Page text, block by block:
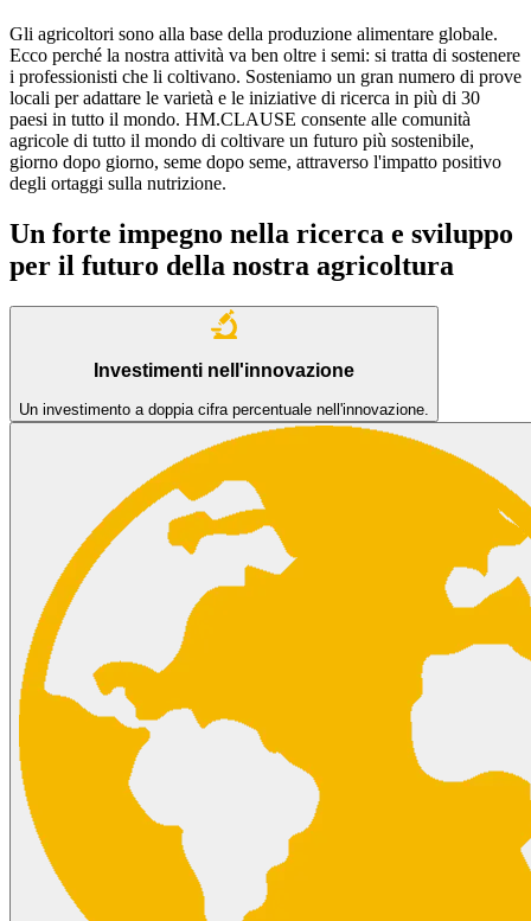
Gli agricoltori sono alla base della produzione alimentare globale.
Ecco perché la nostra attività va ben oltre i semi: si tratta di sostenere
i professionisti che li coltivano. Sosteniamo un gran numero di prove
locali per adattare le varietà e le iniziative di ricerca in più di 30
paesi in tutto il mondo. HM.CLAUSE consente alle comunità
agricole di tutto il mondo di coltivare un futuro più sostenibile,
giorno dopo giorno, seme dopo seme, attraverso l'impatto positivo
degli ortaggi sulla nutrizione.
Un forte impegno nella ricerca e sviluppo
per il futuro della nostra agricoltura
Investimenti nell'innovazione
Un investimento a doppia cifra percentuale nell'innovazione.